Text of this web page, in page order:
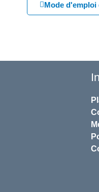
Mode d'emploi